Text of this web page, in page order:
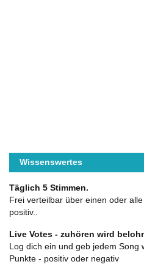
Wissenswertes
Täglich 5 Stimmen.
Frei verteilbar über einen oder
positiv..
Live Votes - zuhören wird
Log dich ein und geb jedem Song
Punkte - positiv oder negativ